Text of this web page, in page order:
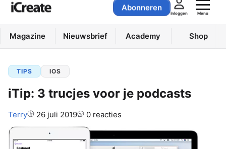
Abonneren
Inloggen Menu
Magazine Nieuwsbrief Academy Shop
TIPS IOS
iTip: 3 trucjes voor je podcasts
Auteur:
Terry 26 juli 2019 0 reacties